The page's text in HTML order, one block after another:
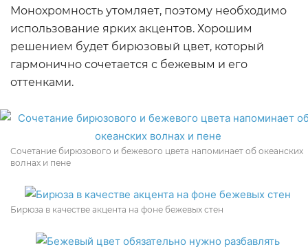
Монохромность утомляет, поэтому необходимо
использование ярких акцентов. Хорошим
решением будет бирюзовый цвет, который
гармонично сочетается с бежевым и его
оттенками.
Сочетание бирюзового и бежевого цвета напоминает об океанских
волнах и пене
Бирюза в качестве акцента на фоне бежевых стен